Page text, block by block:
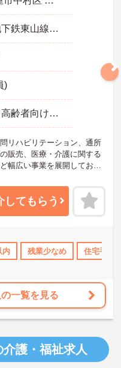
得サポート 産休･育休･介護
名古屋市営地下鉄東山線「亀島駅」徒歩3分
)
サービス付き高齢者向け住宅（サ高住）
リハビリテーション、通所
販売、医療・介護に関する
幅広い事業を展開してお
ポートする本社部門へのキ
！！
してもらう
内 残業少なめ 住宅手当
一覧を見る
護・福祉求人